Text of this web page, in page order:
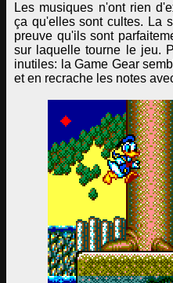
Les musiques n'ont rien
ça qu'elles sont cultes. La
preuve qu'ils sont
sur laquelle tourne le jeu.
inutiles: la Game Gear
et en recrache les notes